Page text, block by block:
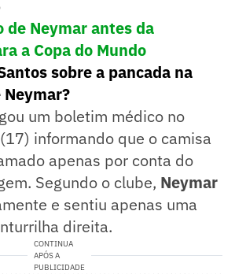
de Neymar antes da
a Copa do Mundo
sobre a pancada na
um boletim médico no
informando que o camisa
apenas por conta do
Segundo o clube, Neymar
e sentiu apenas uma
direita.
CONTINUA
APÓS A
PUBLICIDADE